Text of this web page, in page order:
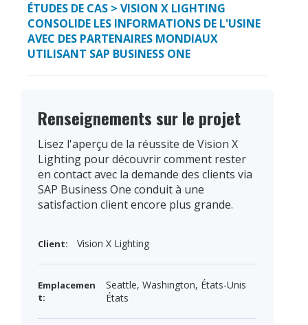
ÉTUDES DE CAS > VISION X LIGHTING
CONSOLIDE LES INFORMATIONS DE L'USINE
AVEC DES PARTENAIRES MONDIAUX
UTILISANT SAP BUSINESS ONE
Renseignements sur le projet
Lisez l'aperçu de la réussite de Vision X
Lighting pour découvrir comment rester
en contact avec la demande des clients via
SAP Business One conduit à une
satisfaction client encore plus grande.
Client: Vision X Lighting
Emplacemen
t:
Seattle, Washington, États-Unis
États